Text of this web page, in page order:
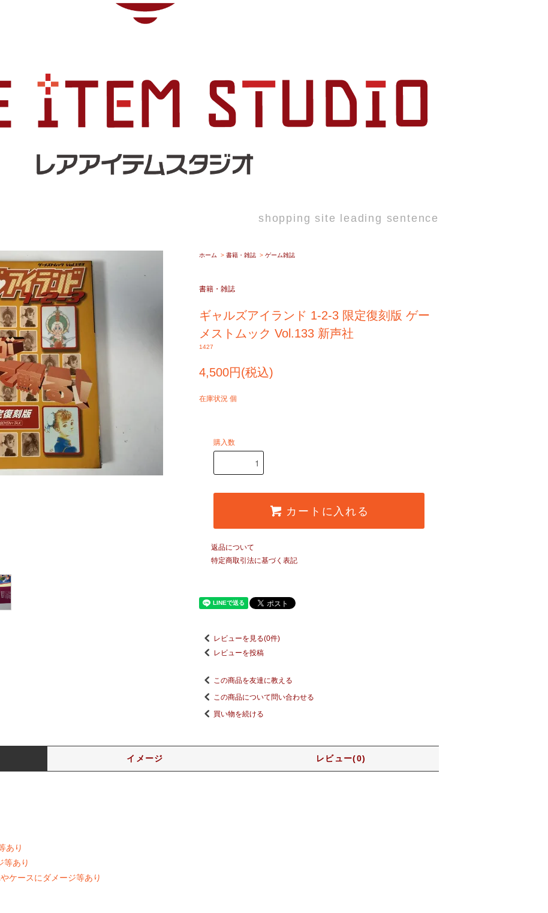
shopping site leading sentence
ホーム > 書籍・雑誌 > ゲーム雑誌
書籍・雑誌
ギャルズアイランド 1-2-3 限定復刻版 ゲー
メストムック Vol.133 新声社
1427
4,500円(税込)
在庫状況 個
購入数
カートに入れる
返品について
特定商取引法に基づく表記
レビューを見る(0件)
レビューを投稿
この商品を友達に教える
この商品について問い合わせる
買い物を続ける
イメージ レビュー(0)
あり
等あり
ケースにダメージ等あり